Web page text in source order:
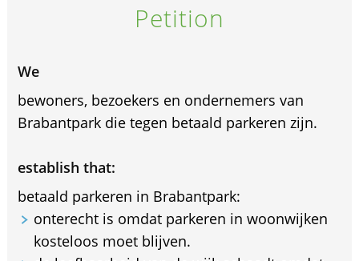
Petition
We
bewoners, bezoekers en ondernemers van
Brabantpark die tegen betaald parkeren zijn.
establish that:
betaald parkeren in Brabantpark:
onterecht is omdat parkeren in woonwijken
kosteloos moet blijven.